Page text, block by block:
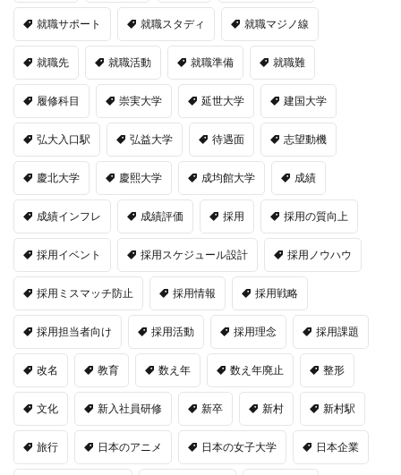
就職サポート 就職スタディ 就職マジノ線
就職先 就職活動 就職準備 就職難
履修科目 崇実大学 延世大学 建国大学
弘大入口駅 弘益大学 待遇面 志望動機
慶北大学 慶熙大学 成均館大学 成績
成績インフレ 成績評価 採用 採用の質向上
採用イベント 採用スケジュール設計 採用ノウハウ
採用ミスマッチ防止 採用情報 採用戦略
採用担当者向け 採用活動 採用理念 採用課題
改名 教育 数え年 数え年廃止 整形
文化 新入社員研修 新卒 新村 新村駅
旅行 日本のアニメ 日本の女子大学 日本企業